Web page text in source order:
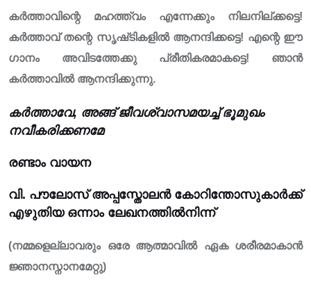
കർത്താവിന്റെ മഹത്ത്വം എന്നേക്കും നിലനില്ക്കട്ടെ!
കർത്താവ് തന്റെ സൃഷ്‌ടികളിൽ ആനന്ദിക്കട്ടെ! എന്റെ ഈ
ഗാനം അവിടത്തേക്കു പ്രീതികരമാകട്ടെ! ഞാൻ
കർത്താവിൽ ആനന്ദിക്കുന്നു.
കർത്താവേ, അങ്ങ് ജീവശ്വാസമയച്ച് ഭൂമുഖം
നവീകരിക്കണമേ
രണ്ടാം വായന
വി. പൗലോസ് അപ്പസ്തോലൻ കോറിന്തോസുകാർക്ക്
എഴുതിയ ഒന്നാം ലേഖനത്തിൽനിന്ന്
(നമ്മളെല്ലാവരും ഒരേ ആത്മാവിൽ ഏക ശരീരമാകാൻ
ജ്ഞാനസ്നാനമേറ്റു)